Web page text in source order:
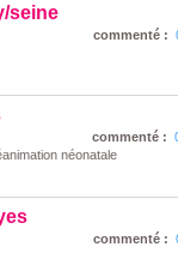
seine
commenté :
commenté :
néonatale
commenté :